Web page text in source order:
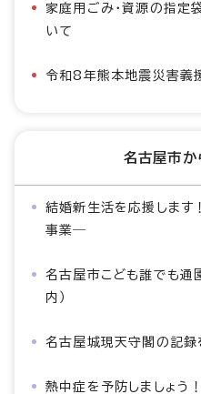
家庭用ごみ・資源の指定
いて
令和8年熊本地震災害義
名古屋市か
結婚新生活を応援しま
事業―
名古屋市こども誰でも通
内）
名古屋城現天守閣の記録
熱中症を予防しましょう！